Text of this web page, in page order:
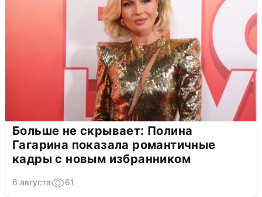
Больше не скрывает: Полина
Гагарина показала романтичные
кадры с новым избранником
6 августа 61